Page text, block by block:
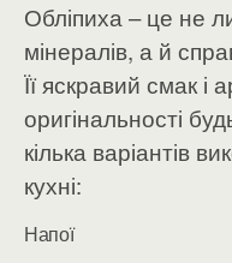
Обліпиха – це не
мінералів, а й
Її яскравий смак і
оригінальності
кілька варіантів
кухні:
Напої